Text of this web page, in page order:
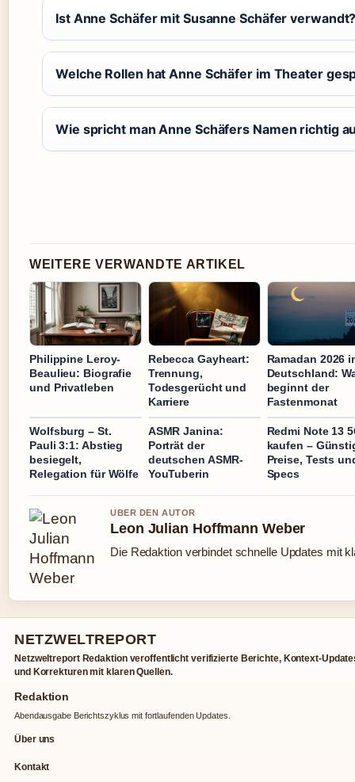
Ist Anne Schäfer mit Susanne Schäfer
Welche Rollen hat Anne Schäfer im Theater
Wie spricht man Anne Schäfers Namen richtig
WEITERE VERWANDTE ARTIKEL
Philippine Leroy-
Beaulieu: Biografie
und Privatleben
Rebecca Gayheart:
Trennung,
Todesgerücht und
Karriere
Ramadan 2026
Deutschland:
beginnt der
Fastenmonat
Wolfsburg – St.
Pauli 3:1: Abstieg
besiegelt,
Relegation für Wölfe
ASMR Janina:
Porträt der
deutschen ASMR-
YouTuberin
Redmi Note 13
kaufen –
Preise, Tests
Specs
UBER DEN AUTOR
Leon Julian Hoffmann Weber
Die Redaktion verbindet schnelle Updates mit
NETZWELTREPORT
Netzweltreport Redaktion veroffentlicht verifizierte Berichte, Kontext-
und Korrekturen mit klaren Quellen.
Redaktion
Abendausgabe Berichtszyklus mit fortlaufenden Updates.
Über uns
Kontakt